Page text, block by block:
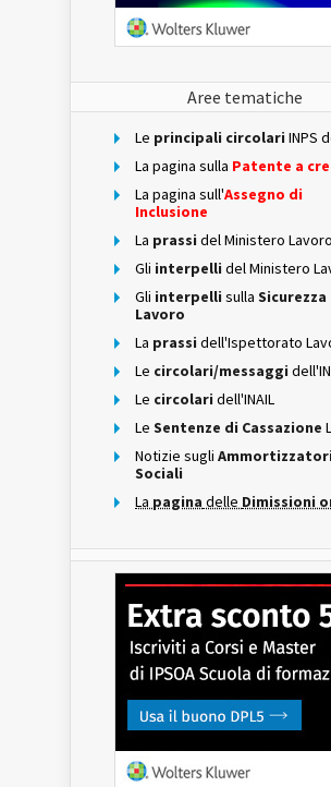
Aree tematiche
Le principali circolari INPS
La pagina sulla Patente a
La pagina sull'Assegno di
Inclusione
La prassi del Ministero Lavoro
Gli interpelli del Ministero
Gli interpelli sulla Sicurezza
Lavoro
La prassi dell'Ispettorato
Le circolari/messaggi
Le circolari dell'INAIL
Le Sentenze di Cassazione
Notizie sugli Ammortizzatori
Sociali
La pagina delle Dimissioni